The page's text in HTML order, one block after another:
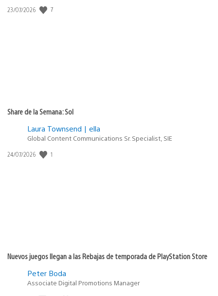
Fecha
23/07/2026 7
Share de la Semana: Sol
Laura Townsend | ella
Global Content Communications Sr. Specialist, SIE
Fecha
24/07/2026 1
Nuevos juegos llegan a las Rebajas de temporada de PlayStation Store
Peter Boda
Associate Digital Promotions Manager